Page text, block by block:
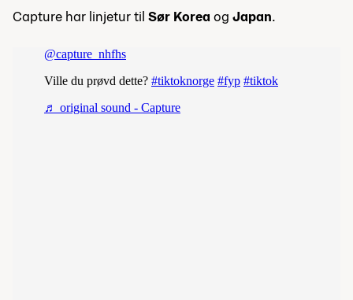
Capture har linjetur til Sør Koreaog Japan.